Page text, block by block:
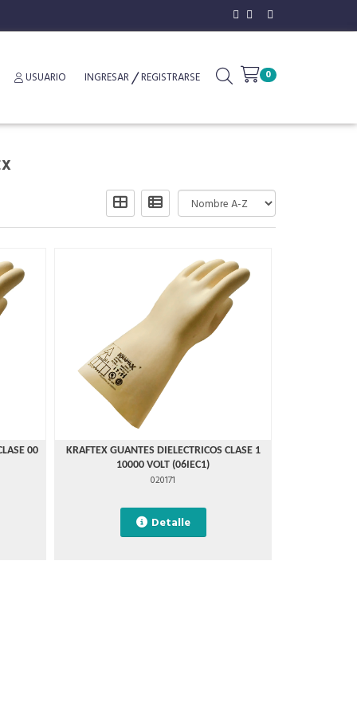
USUARIO INGRESAR REGISTRARSE 0
00
KRAFTEX GUANTES DIELECTRICOS CLASE 1
10000 VOLT (06IEC1)
020171
Detalle